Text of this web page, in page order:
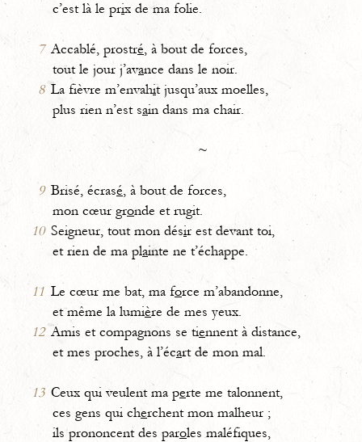
c’est là le prix de ma folie.
7 Accablé, prostré, à bout de forces,
tout le jour j’avance dans le noir.
8 La fièvre m’envahit jusqu’aux moelles,
plus rien n’est sain dans ma chair.
~
9 Brisé, écrasé, à bout de forces,
mon cœur gronde et rugit.
10 Seigneur, tout mon désir est devant toi,
et rien de ma plainte ne t’échappe.
11 Le cœur me bat, ma force m’abandonne,
et même la lumière de mes yeux.
12 Amis et compagnons se tiennent à distance,
et mes proches, à l’écart de mon mal.
13 Ceux qui veulent ma perte me talonnent,
ces gens qui cherchent mon malheur ;
ils prononcent des paroles maléfiques,